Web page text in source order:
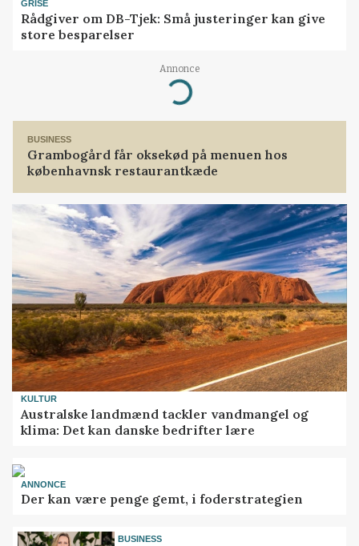
GRISE
Rådgiver om DB-Tjek: Små justeringer kan give
store besparelser
Annonce
Loading...
BUSINESS
Grambogård får oksekød på menuen hos
københavnsk restaurantkæde
KULTUR
Australske landmænd tackler vandmangel og
klima: Det kan danske bedrifter lære
ANNONCE
Der kan være penge gemt, i foderstrategien
BUSINESS